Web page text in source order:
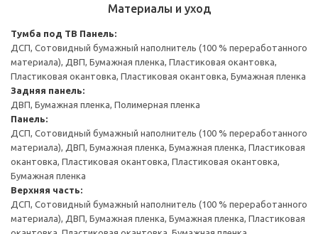
Материалы и уход
Тумба под ТВ Панель:
ДСП, Сотовидный бумажный наполнитель (100 % переработанного
материала), ДВП, Бумажная пленка, Пластиковая окантовка,
Пластиковая окантовка, Пластиковая окантовка, Бумажная пленка
Задняя панель:
ДВП, Бумажная пленка, Полимерная пленка
Панель:
ДСП, Сотовидный бумажный наполнитель (100 % переработанного
материала), ДВП, Бумажная пленка, Бумажная пленка, Пластиковая
окантовка, Пластиковая окантовка, Пластиковая окантовка,
Бумажная пленка
Верхняя часть:
ДСП, Сотовидный бумажный наполнитель (100 % переработанного
материала), ДВП, Бумажная пленка, Бумажная пленка, Пластиковая